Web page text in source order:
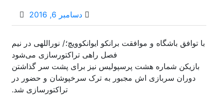
دسامبر 6, 2016
با توافق باشگاه و موافقت برانکو ایوانکوویچ؛/ نوراللهی در نیم
فصل راهی تراکتورسازی می‌شود
بازیکن شماره هشت پرسپولیس نیز برای پشت سر گذاشتن
دوران سربازی اش مجبور به ترک سرخپوشان و حضور در
تراکتورسازی شد.